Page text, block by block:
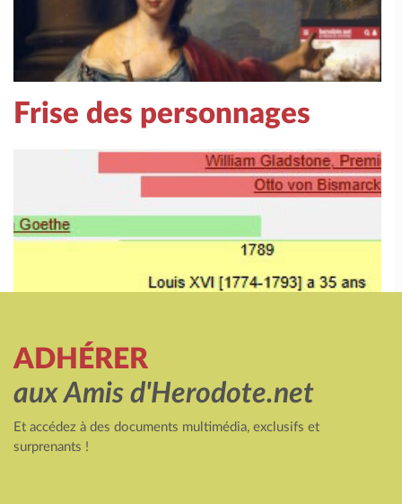
Frise des personnages
ADHÉRER
aux Amis d'Herodote.net
Et accédez à des documents multimédia, exclusifs et
surprenants !